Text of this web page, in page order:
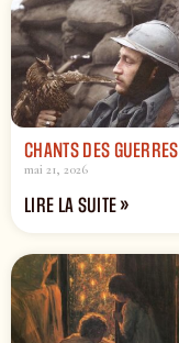
CHANTS DES
mai 21, 2026
LIRE LA SUITE »